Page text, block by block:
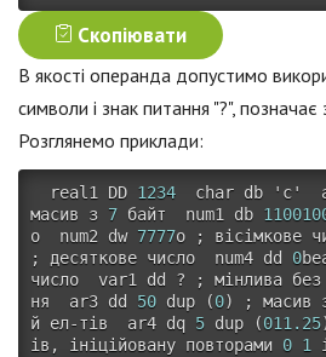
Скопіювати
В якості операнда допустимо
символи і знак питання "?", позначає
Розглянемо приклади:
real1 DD 1234 char db 'c'
масив з 7 байт  num1 db
о  num2 dw 7777o ; вісімкове
;
десяткове число  num4 dd 0
число  var1 dd ? ;
мінлива
ня  ar3 dd 50 dup (0) ; масив
й ел-тів  ar4 dq 5 dup (011.25
ів , ініційовану повторами 0 1